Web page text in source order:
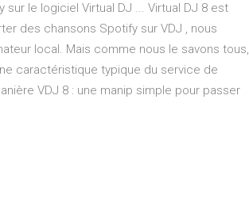
le logiciel Virtual DJ ... Virtual DJ 8 est
des chansons Spotify sur VDJ , nous
local. Mais comme nous le savons tous,
caractéristique typique du service de
VDJ 8 : une manip simple pour passer